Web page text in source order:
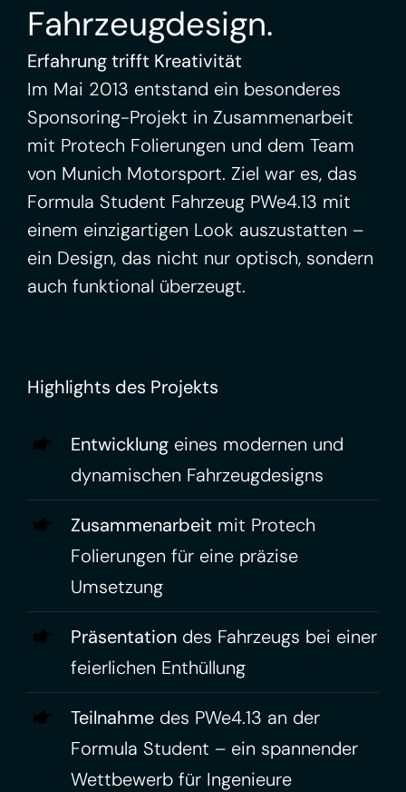
Fahrzeugdesign.
Erfahrung trifft Kreativität
Im Mai 2013 entstand ein besonderes
Sponsoring-Projekt in Zusammenarbeit
mit Protech Folierungen und dem Team
von Munich Motorsport. Ziel war es, das
Formula Student Fahrzeug PWe4.13 mit
einem einzigartigen Look auszustatten –
ein Design, das nicht nur optisch, sondern
auch funktional überzeugt.
Highlights des Projekts
Entwicklungeines modernen und
dynamischen Fahrzeugdesigns
Zusammenarbeit mit Protech
Folierungen für eine präzise
Umsetzung
Präsentationdes Fahrzeugs bei einer
feierlichen Enthüllung
Teilnahmedes PWe4.13 an der
Formula Student – ein spannender
Wettbewerb für Ingenieure